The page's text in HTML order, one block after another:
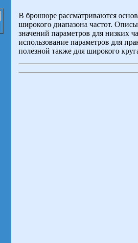
В брошюре рассматриваются
широкого диапазона частот.
значений параметров для низких
использование параметров для
полезной также для широкого